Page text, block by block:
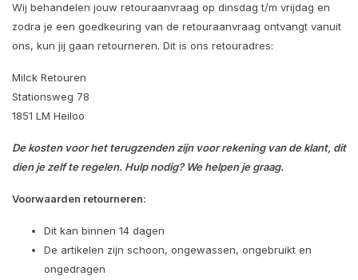
Wij behandelen jouw retouraanvraag op dinsdag t/m vrijdag en
zodra je een goedkeuring van de retouraanvraag ontvangt vanuit
ons, kun jij gaan retourneren. Dit is ons retouradres:
Milck Retouren
Stationsweg 78
1851 LM Heiloo
De kosten voor het terugzenden zijn voor rekening van de klant, dit
dien je zelf te regelen. Hulp nodig? We helpen je graag.
Voorwaarden retourneren:
Dit kan binnen 14 dagen
De artikelen zijn schoon, ongewassen, ongebruikt en
ongedragen